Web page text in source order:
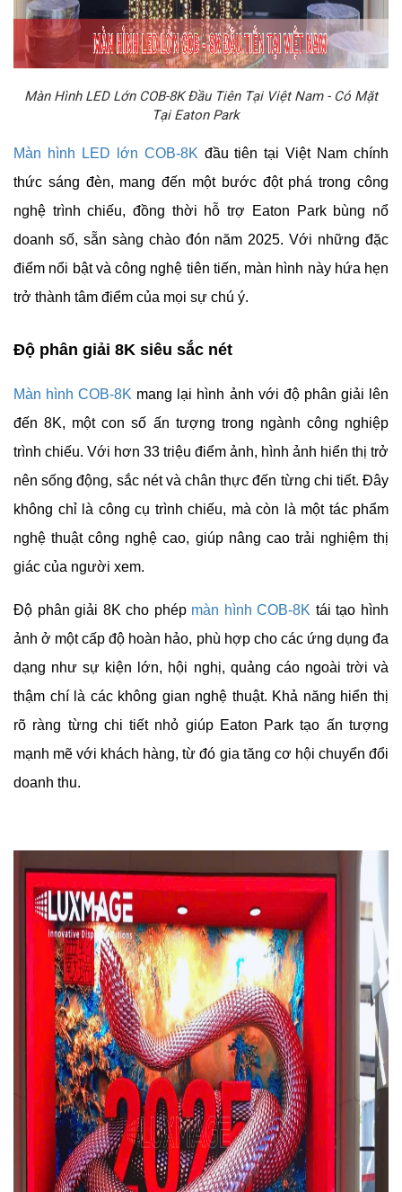
Màn Hình LED Lớn COB-8K Đầu Tiên Tại Việt Nam - Có Mặt
Tại Eaton Park
Màn hình LED lớn COB-8K đầu tiên tại Việt Nam chính
thức sáng đèn, mang đến một bước đột phá trong công
nghệ trình chiếu, đồng thời hỗ trợ Eaton Park bùng nổ
doanh số, sẵn sàng chào đón năm 2025. Với những đặc
điểm nổi bật và công nghệ tiên tiến, màn hình này hứa hẹn
trở thành tâm điểm của mọi sự chú ý.
Độ phân giải 8K siêu sắc nét
Màn hình COB-8K mang lại hình ảnh với độ phân giải lên
đến 8K, một con số ấn tượng trong ngành công nghiệp
trình chiếu. Với hơn 33 triệu điểm ảnh, hình ảnh hiển thị trở
nên sống động, sắc nét và chân thực đến từng chi tiết. Đây
không chỉ là công cụ trình chiếu, mà còn là một tác phẩm
nghệ thuật công nghệ cao, giúp nâng cao trải nghiệm thị
giác của người xem.
Độ phân giải 8K cho phép màn hình COB-8K tái tạo hình
ảnh ở một cấp độ hoàn hảo, phù hợp cho các ứng dụng đa
dạng như sự kiện lớn, hội nghị, quảng cáo ngoài trời và
thậm chí là các không gian nghệ thuật. Khả năng hiển thị
rõ ràng từng chi tiết nhỏ giúp Eaton Park tạo ấn tượng
mạnh mẽ với khách hàng, từ đó gia tăng cơ hội chuyển đổi
doanh thu.